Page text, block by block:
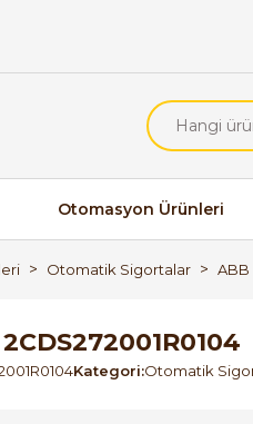
Otomasyon Ürünleri
Otomatik Sigortalar ABB
Kategori Otomatik